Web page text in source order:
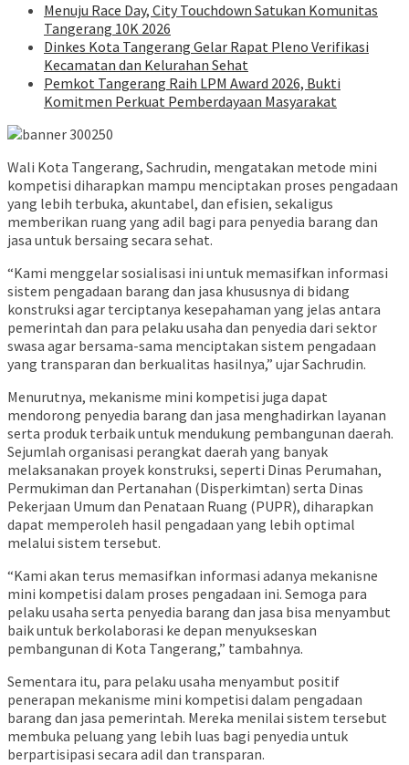
Menuju Race Day, City Touchdown Satukan Komunitas
Tangerang 10K 2026
Dinkes Kota Tangerang Gelar Rapat Pleno Verifikasi
Kecamatan dan Kelurahan Sehat
Pemkot Tangerang Raih LPM Award 2026, Bukti
Komitmen Perkuat Pemberdayaan Masyarakat
Wali Kota Tangerang, Sachrudin, mengatakan metode mini
kompetisi diharapkan mampu menciptakan proses pengadaan
yang lebih terbuka, akuntabel, dan efisien, sekaligus
memberikan ruang yang adil bagi para penyedia barang dan
jasa untuk bersaing secara sehat.
“Kami menggelar sosialisasi ini untuk memasifkan informasi
sistem pengadaan barang dan jasa khususnya di bidang
konstruksi agar terciptanya kesepahaman yang jelas antara
pemerintah dan para pelaku usaha dan penyedia dari sektor
swasa agar bersama-sama menciptakan sistem pengadaan
yang transparan dan berkualitas hasilnya,” ujar Sachrudin.
Menurutnya, mekanisme mini kompetisi juga dapat
mendorong penyedia barang dan jasa menghadirkan layanan
serta produk terbaik untuk mendukung pembangunan daerah.
Sejumlah organisasi perangkat daerah yang banyak
melaksanakan proyek konstruksi, seperti Dinas Perumahan,
Permukiman dan Pertanahan (Disperkimtan) serta Dinas
Pekerjaan Umum dan Penataan Ruang (PUPR), diharapkan
dapat memperoleh hasil pengadaan yang lebih optimal
melalui sistem tersebut.
“Kami akan terus memasifkan informasi adanya mekanisne
mini kompetisi dalam proses pengadaan ini. Semoga para
pelaku usaha serta penyedia barang dan jasa bisa menyambut
baik untuk berkolaborasi ke depan menyukseskan
pembangunan di Kota Tangerang,” tambahnya.
Sementara itu, para pelaku usaha menyambut positif
penerapan mekanisme mini kompetisi dalam pengadaan
barang dan jasa pemerintah. Mereka menilai sistem tersebut
membuka peluang yang lebih luas bagi penyedia untuk
berpartisipasi secara adil dan transparan.